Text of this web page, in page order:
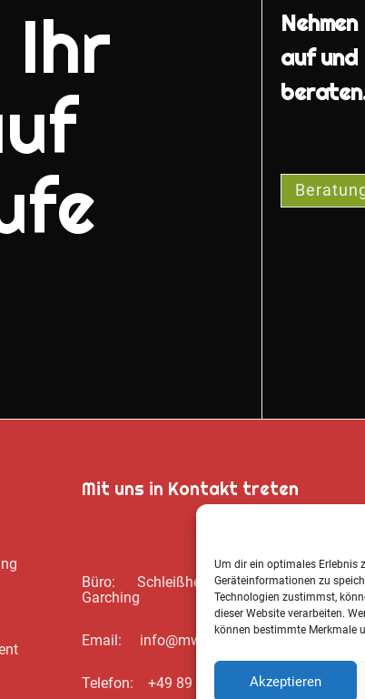
Um dir ein optimales Erlebnis
Geräteinformationen zu
Technologien zustimmst,
dieser Website verarbeiten.
können bestimmte Merkmale
Akzeptieren
Ihr
auf und
Mit uns in Kontakt treten
Büro: Schleißheimer Str. 39, 87548
Garching
Email: info@mwbsc.de
Telefon: +49 89 / 20 00 35 62